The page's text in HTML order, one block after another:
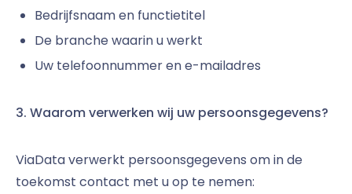
Bedrijfsnaam en functietitel
De branche waarin u werkt
Uw telefoonnummer en e-mailadres
3. Waarom verwerken wij uw persoonsgegevens?
ViaData verwerkt persoonsgegevens om in de
toekomst contact met u op te nemen: